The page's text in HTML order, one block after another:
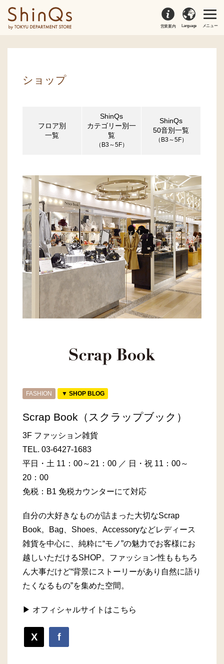
営業案内 Language メニュー
ショップ
フロア別
一覧
ShinQs
カテゴリー別一
覧
（B3～5F）
ShinQs
50音別一覧
（B3～5F）
FASHION ▼ SHOP BLOG
Scrap Book（スクラップブック）
3F ファッション雑貨
TEL. 03-6427-1683
平日・土 11：00～21：00 ／ 日・祝 11：00～
20：00
免税：B1 免税カウンターにて対応
自分の大好きなものが詰まった大切なScrap
Book。Bag、Shoes、Accessoryなどレディース
雑貨を中心に、純粋に“モノ”の魅力でお客様にお
越しいただけるSHOP。ファッション性ももちろ
ん大事だけど“背景にストーリーがあり自然に語り
たくなるもの”を集めた空間。
▶ オフィシャルサイトはこちら
X f